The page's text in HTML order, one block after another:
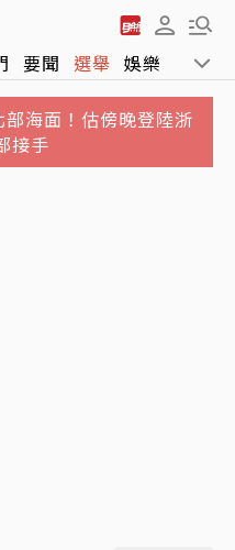
要聞 選舉 娛樂 運動
海面！估傍晚登陸浙
接手